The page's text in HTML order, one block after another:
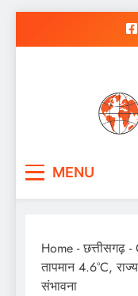
MENU
Home -छत्तीसगढ़ -
तापमान 4.6°C,
संभावना